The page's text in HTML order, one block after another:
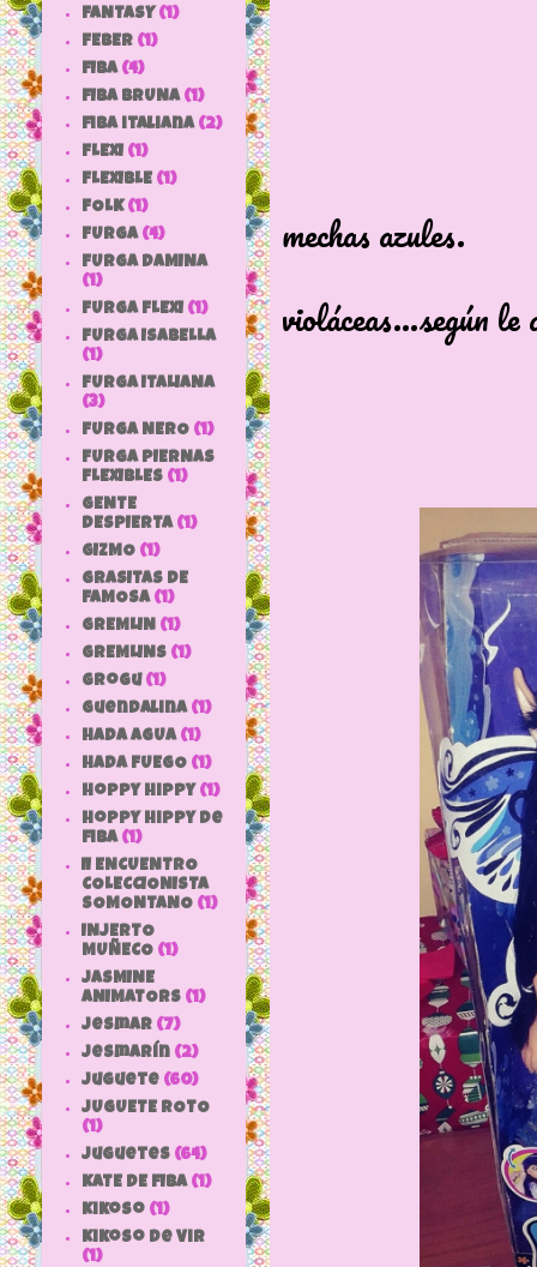
mechas azules.
violáceas...según
FANTASY (1)
FEBER (1)
FIBA (4)
FIBA BRUNA (1)
fiba italiana (2)
FLEXI (1)
FLEXIBLE (1)
FOLK (1)
FURGA (4)
FURGA DAMINA
(1)
FURGA FLEXI (1)
FURGA ISABELLA
(1)
FURGA ITALIANA
(3)
FURGA NERO (1)
FURGA PIERNAS
FLEXIBLES (1)
GENTE
DESPIERTA (1)
GIZMO (1)
GRASITAS DE
FAMOSA (1)
GREMLIN (1)
GREMLINS (1)
grogu (1)
Guendalina (1)
HADA AGUA (1)
HADA FUEGO (1)
hoppy hippy (1)
hoppy hippy de
fiba (1)
II ENCUENTRO
COLECCIONISTA
SOMONTANO (1)
INJERTO
MUÑECO (1)
JASMINE
ANIMATORS (1)
jesmar (7)
jesmarín (2)
juguete (60)
JUGUETE ROTO
(1)
Juguetes (64)
KATE DE FIBA (1)
Kikoso (1)
Kikoso de Vir
(1)